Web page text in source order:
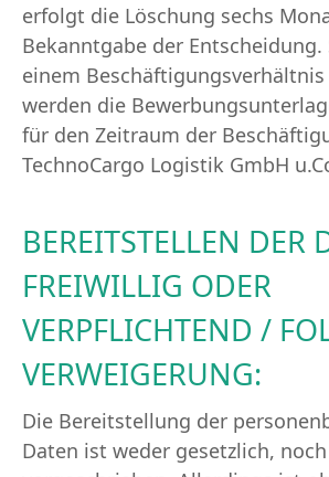
erfolgt die Löschung sechs
Bekanntgabe der Entscheidung.
einem
werden die
für den Zeitraum der
TechnoCargo Logistik GmbH
BEREITSTELLEN DER
FREIWILLIG ODER
VERPFLICHTEND /
VERWEIGERUNG:
Die Bereitstellung der
Daten ist weder gesetzlich,